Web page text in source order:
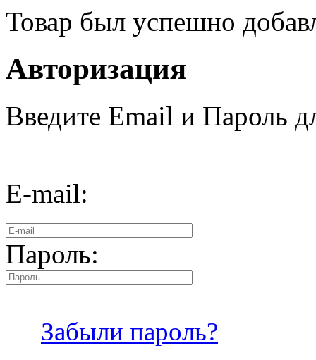
Товар был успешно
Авторизация
Введите Email и Пароль
E-mail:
Пароль:
Забыли пароль?